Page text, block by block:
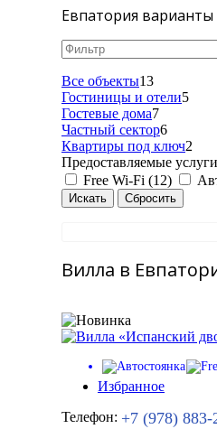
Евпатория варианты
Все объекты13
Гостиницы и отели5
Гостевые дома7
Частный сектор6
Квартиры под ключ2
Предоставляемые услуги
Free Wi-Fi (12)
Вилла в
Избранное
Телефон: +7 (978) 883-